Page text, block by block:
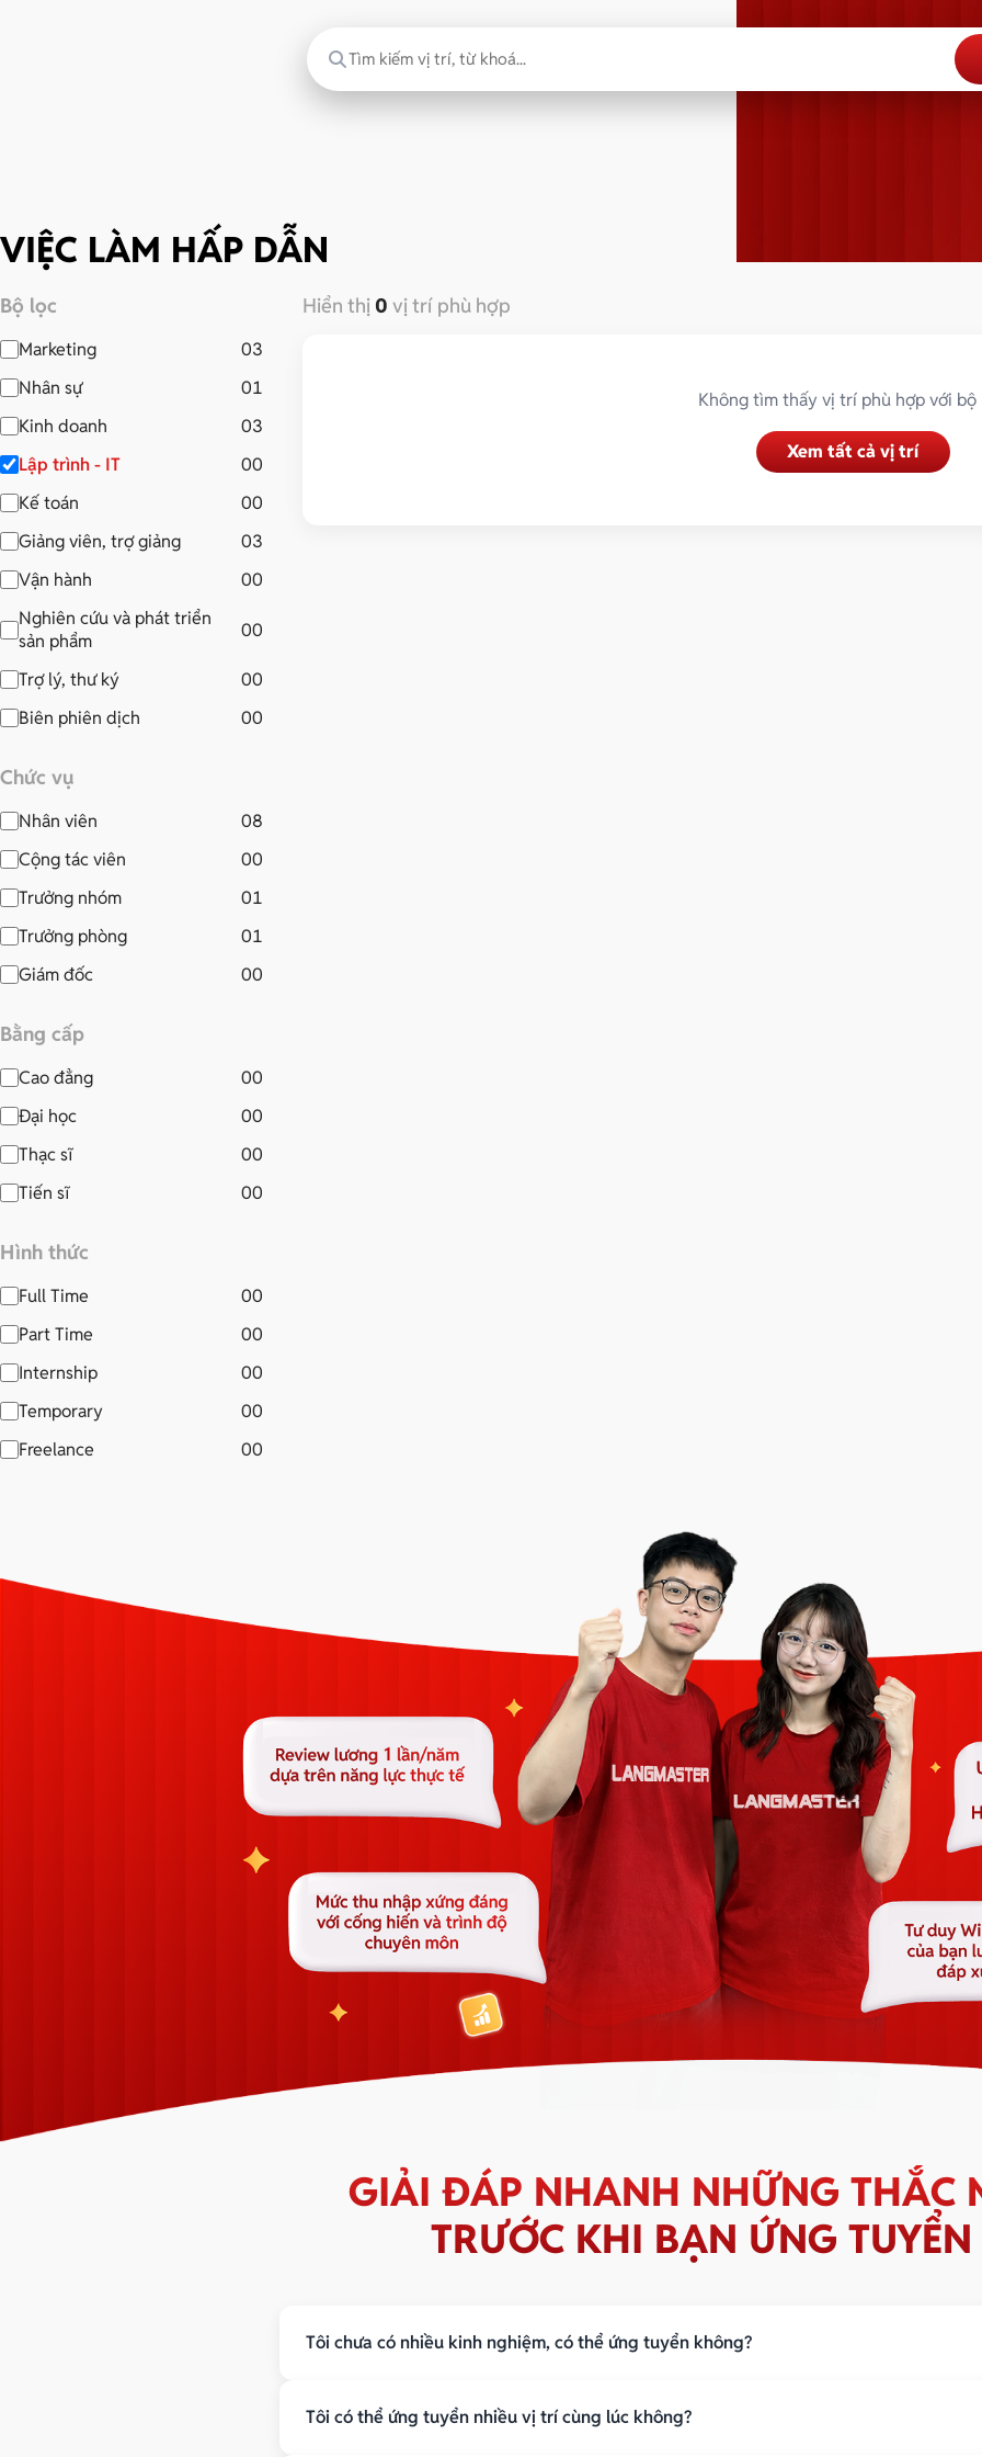
VIỆC LÀM HẤP DẪN
Bộ lọc
Marketing
03
Nhân sự
01
Kinh doanh
03
Lập trình - IT
00
Kế toán
00
Giảng viên, trợ giảng
03
Vận hành
00
Nghiên cứu và phát triển
sản phẩm
00
Trợ lý, thư ký
00
Biên phiên dịch
00
Chức vụ
Nhân viên
08
Cộng tác viên
00
Trưởng nhóm
01
Trưởng phòng
01
Giám đốc
00
Bằng cấp
Cao đẳng
00
Đại học
00
Thạc sĩ
00
Tiến sĩ
00
Hình thức
Full Time
00
Part Time
00
Internship
00
Temporary
00
Freelance
00
Hiển thị 0 vị trí phù hợp
Không tìm thấy vị trí phù hợp với bộ
Xem tất cả vị trí
GIẢI ĐÁP NHANH NHỮNG THẮC
TRƯỚC KHI BẠN ỨNG TUYỂN
Tôi chưa có nhiều kinh nghiệm, có thể ứng tuyển không?
Có lộ trình rõ ràng
Tôi có thể ứng tuyển nhiều vị trí cùng lúc không?